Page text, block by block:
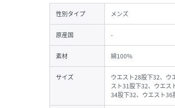
性別タイプ メンズ
原産国 -
素材 綿100%
サイズ
ウエスト28股下32、ウ
スト31股下32、ウエス
34股下32、ウエスト36